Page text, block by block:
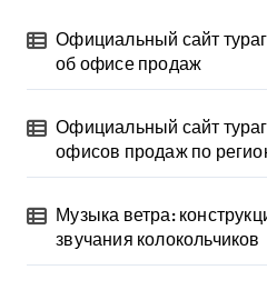
Официальный сайт
об офисе продаж
Официальный сайт
офисов продаж по
Музыка ветра:
звучания колокольчиков